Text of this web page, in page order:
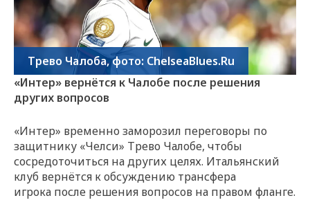
Трево Чалоба, фото: ChelseaBlues.Ru
«Интер» вернётся к Чалобе после решения
других вопросов
«Интер» временно заморозил переговоры по
защитнику «Челси» Трево Чалобе, чтобы
сосредоточиться на других целях. Итальянский
клуб вернётся к обсуждению трансфера
игрока после решения вопросов на правом фланге.